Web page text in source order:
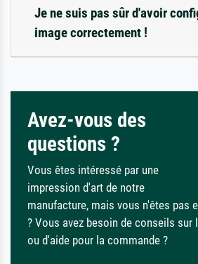
Je ne suis pas sûr d'avoir
image correctement !
Avez-vous des
questions ?
Vous êtes intéressé par une
impression d'art de notre
manufacture, mais vous n'êtes pas
? Vous avez besoin de conseils sur
ou d'aide pour la commande ?